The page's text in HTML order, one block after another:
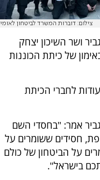
צילום: דוברות המשרד לביטחון לאומי
ושר השיכון יצחק
של כיתת הכוננות
לחברי הכיתת
אמר: "בחסדי השם
חסידים ששומרים על
על הביטחון של כולם
בישראל".